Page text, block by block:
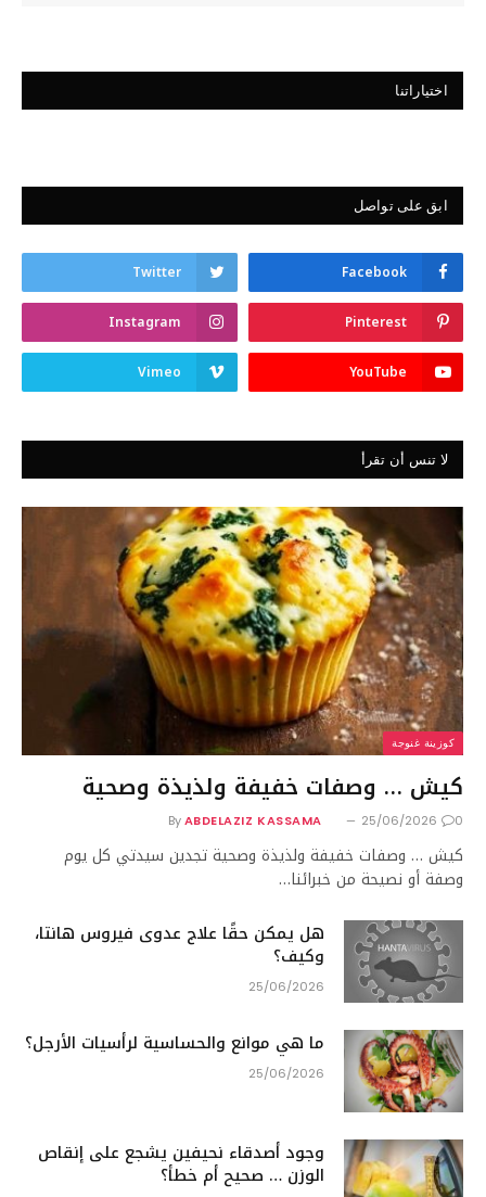
اختياراتنا
ابق على تواصل
Facebook
Twitter
Pinterest
Instagram
YouTube
Vimeo
لا تنس أن تقرأ
كوزينة غنوجة
كيش … وصفات خفيفة ولذيذة وصحية
By ABDELAZIZ KASSAMA 25/06/2026 0
كيش … وصفات خفيفة ولذيذة وصحية تجدين سيدتي كل يوم
وصفة أو نصيحة من خبرائنا…
هل يمكن حقًا علاج عدوى فيروس هانتا،
وكيف؟
25/06/2026
ما هي موانع والحساسية لرأسيات الأرجل؟
25/06/2026
وجود أصدقاء نحيفين يشجع على إنقاص
الوزن … صحيح أم خطأ؟